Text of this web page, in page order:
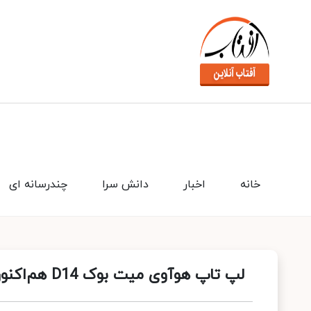
چندرسانه ای دانش سرا اخبار خانه
لپ تاپ هوآوی میت بوک D14 هم‌اکنون در بازار ایران؛ ظاهر لوکس با قیمت اقتصادی